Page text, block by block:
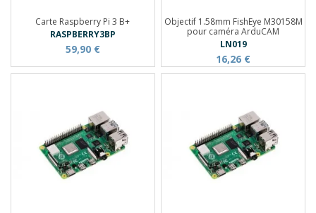
Carte Raspberry Pi 3 B+
RASPBERRY3BP
59,90 €
Objectif 1.58mm FishEye M30158M
pour caméra ArduCAM
LN019
16,26 €